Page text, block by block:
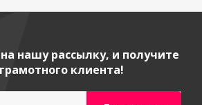
нашу рассылку, и получите
клиента!